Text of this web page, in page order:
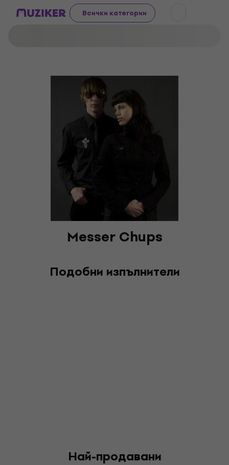
Всички категории
Messer Chups
Подобни изпълнители
Най-продавани